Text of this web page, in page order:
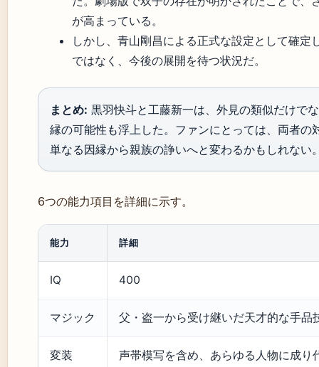
が高まっている。
しかし、青山剛昌による正式な設定として確定
ではなく、今後の展開を待つ状況だ。
まとめ: 黒羽快斗と工藤新一は、外見の類似だけで
縁の可能性も浮上した。ファンにとっては、両者の
単なる因縁から親族の諍いへと変わるかもしれない
6つの能力項目を詳細に示す。
能力 詳細
IQ 400
マジック 父・盗一から受け継いだ天才的な手品
変装 声帯模写を含め、あらゆる人物に成り